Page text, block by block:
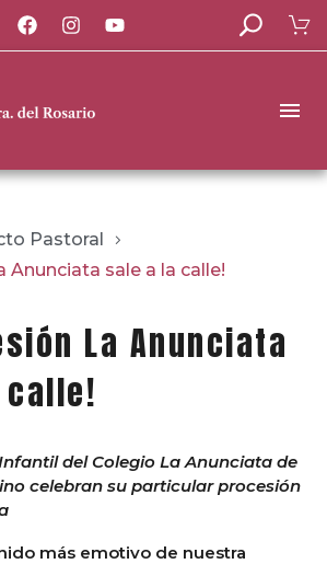
Pastoral
Anunciata sale a la calle!
La Anunciata
del Colegio La Anunciata de
celebran su particular procesión
más emotivo de nuestra